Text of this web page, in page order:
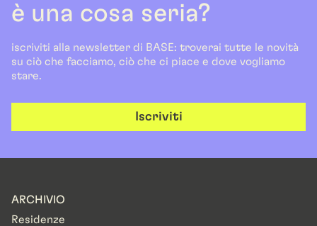
è una cosa seria?
iscriviti alla newsletter di BASE: troverai tutte le novità
su ciò che facciamo, ciò che ci piace e dove vogliamo
stare.
Iscriviti
ARCHIVIO
Residenze